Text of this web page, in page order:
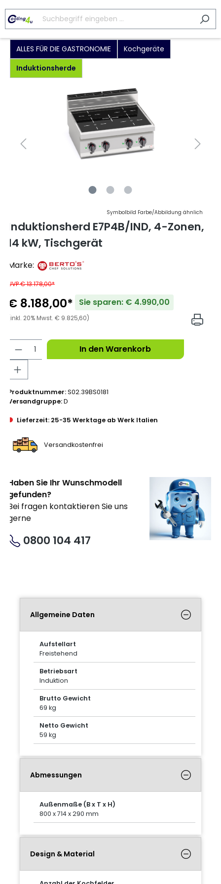
ALLES FÜR DIE GASTRONOMIE
Kochgeräte
Induktionsherde
Symbolbild Farbe/Abbildung ähnlich
Induktionsherd E7P4B/IND, 4-Zonen,
14 kW, Tischgerät
Marke:
UVP € 13.178,00*
€ 8.188,00* Sie sparen: € 4.990,00
(inkl. 20% Mwst. € 9.825,60)
In den Warenkorb
Produktnummer:S02.39BS0181
Versandgruppe:D
Lieferzeit: 25-35 Werktage ab Werk Italien
Versandkostenfrei
Haben Sie Ihr Wunschmodell
gefunden?
Bei fragen kontaktieren Sie uns
gerne
0800 104 417
Allgemeine Daten
Aufstellart
Freistehend
Betriebsart
Induktion
Brutto Gewicht
69 kg
Netto Gewicht
59 kg
Abmessungen
Außenmaße (B x T x H)
800 x 714 x 290 mm
Design & Material